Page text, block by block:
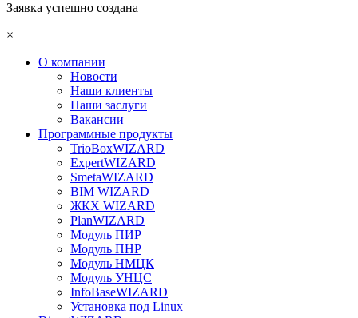
Заявка успешно создана
×
О компании
Новости
Наши клиенты
Наши заслуги
Вакансии
Программные продукты
TrioBoxWIZARD
ExpertWIZARD
SmetaWIZARD
BIM WIZARD
ЖКХ WIZARD
PlanWIZARD
Модуль ПИР
Модуль ПНР
Модуль НМЦК
Модуль УНЦС
InfoBaseWIZARD
Установка под Linux